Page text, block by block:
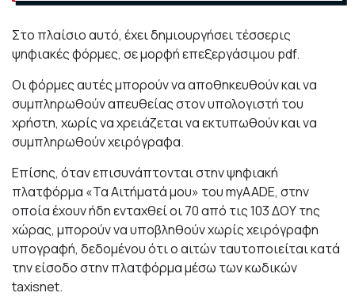
Στο πλαίσιο αυτό, έχει δημιουργήσει τέσσερις
ψηφιακές φόρμες, σε μορφή επεξεργάσιμου pdf.
Οι φόρμες αυτές μπορούν να αποθηκευθούν και να
συμπληρωθούν απευθείας στον υπολογιστή του
χρήστη, χωρίς να χρειάζεται να εκτυπωθούν και να
συμπληρωθούν χειρόγραφα.
Επίσης, όταν επισυνάπτονται στην ψηφιακή
πλατφόρμα «Τα Αιτήματά μου» του myAADE, στην
οποία έχουν ήδη ενταχθεί οι 70 από τις 103 ΔΟΥ της
χώρας, μπορούν να υποβληθούν χωρίς χειρόγραφη
υπογραφή, δεδομένου ότι ο αιτών ταυτοποιείται κατά
την είσοδο στην πλατφόρμα μέσω των κωδικών
taxisnet.